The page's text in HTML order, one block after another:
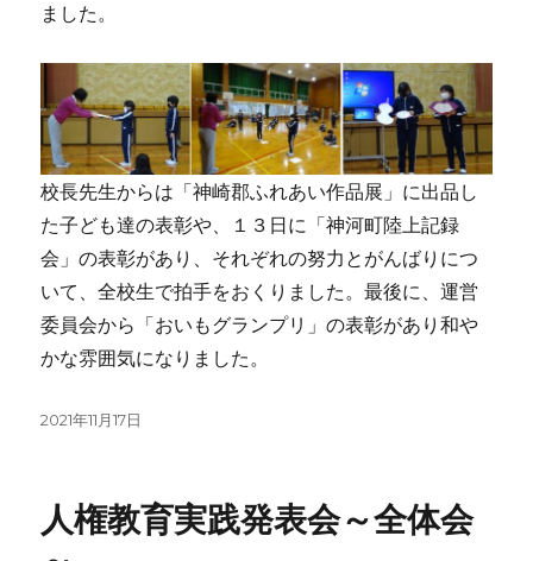
ました。
校長先生からは「神崎郡ふれあい作品展」に出品し
た子ども達の表彰や、１３日に「神河町陸上記録
会」の表彰があり、それぞれの努力とがんばりにつ
いて、全校生で拍手をおくりました。最後に、運営
委員会から「おいもグランプリ」の表彰があり和や
かな雰囲気になりました。
投
2021年11月17日
人権教育実践発表会～全体会